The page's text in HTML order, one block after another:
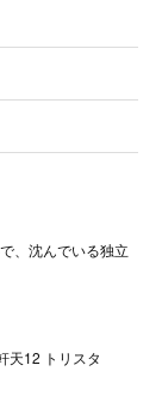
、沈んでいる独立
天12 トリスタ